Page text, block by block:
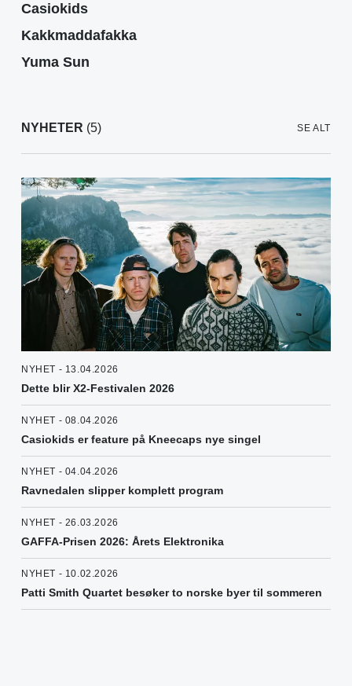
Casiokids
Kakkmaddafakka
Yuma Sun
NYHETER (5) SE ALT
NYHET - 13.04.2026
Dette blir X2-Festivalen 2026
NYHET - 08.04.2026
Casiokids er feature på Kneecaps nye singel
NYHET - 04.04.2026
Ravnedalen slipper komplett program
NYHET - 26.03.2026
GAFFA-Prisen 2026: Årets Elektronika
NYHET - 10.02.2026
Patti Smith Quartet besøker to norske byer til sommeren